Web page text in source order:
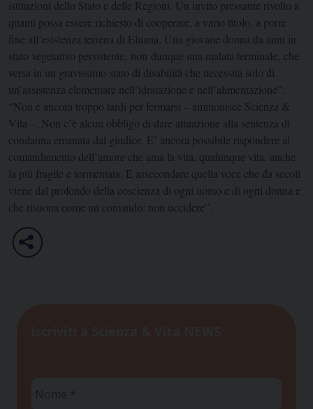
istituzioni dello Stato e delle Regioni. Un invito pressante rivolto a
quanti possa essere richiesto di cooperare, a vario titolo, a porre
fine all’esistenza terrena di Eluana. Una giovane donna da anni in
stato vegetativo persistente, non dunque una malata terminale, che
versa in un gravissimo stato di disabilità che necessita solo di
un’assistenza elementare nell’idratazione e nell’alimentazione”.
“Non è ancora troppo tardi per fermarsi – ammonisce Scienza &
Vita –. Non c’è alcun obbligo di dare attuazione alla sentenza di
condanna emanata dal giudice. E’ ancora possibile rispondere al
comandamento dell’amore che ama la vita, qualunque vita, anche
la più fragile e tormentata. E assecondare quella voce che da secoli
viene dal profondo della coscienza di ogni uomo e di ogni donna e
che risuona come un comando: non uccidere”.